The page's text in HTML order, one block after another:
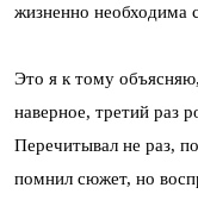
жизненно необходима
Это я к тому
наверное, третий раз
Перечитывал не раз,
помнил сюжет, но